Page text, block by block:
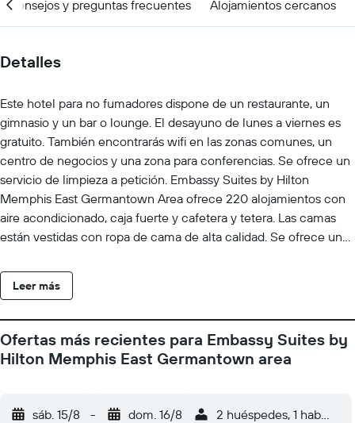
Consejos y preguntas frecuentes Alojamientos cercanos
Detalles
Este hotel para no fumadores dispone de un restaurante, un
gimnasio y un bar o lounge. El desayuno de lunes a viernes es
gratuito. También encontrarás wifi en las zonas comunes, un
centro de negocios y una zona para conferencias. Se ofrece un
servicio de limpieza a petición. Embassy Suites by Hilton
Memphis East Germantown Area ofrece 220 alojamientos con
aire acondicionado, caja fuerte y cafetera y tetera. Las camas
están vestidas con ropa de cama de alta calidad. Se ofrece una
suscripción. Se ofrece frigorífico y microondas. Los baños están
equipados con ducha y bañera combinadas, artículos de higiene
ofrece acceso a Internet por cable y wifi (velocidad del wifi:
25 Mbps o más) con un recargo. Los servicios para las personas
de negocios incluyen escritorio y teléfono. Las habitaciones
opacas. Se ofrece servicio de limpieza a petición y es posible
Leer más
Ofertas más recientes para Embassy Suites by
Hilton Memphis East Germantown area
sáb. 15/8 - dom. 16/8 2 huéspedes, 1